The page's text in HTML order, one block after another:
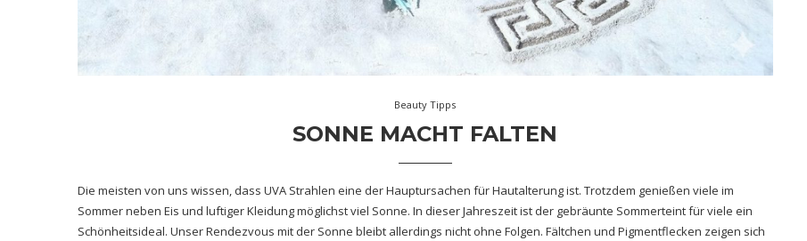
Beauty Tipps
SONNE MACHT FALTEN
Die meisten von uns wissen, dass UVA Strahlen eine der Hauptursachen für Hautalterung ist. Trotzdem genießen viele im
Sommer neben Eis und luftiger Kleidung möglichst viel Sonne. In dieser Jahreszeit ist der gebräunte Sommerteint für viele ein
Schönheitsideal. Unser Rendezvous mit der Sonne bleibt allerdings nicht ohne Folgen. Fältchen und Pigmentflecken zeigen sich